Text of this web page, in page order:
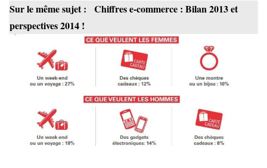
Sur le même sujet :
Chiffres e-commerce : Bilan 2013 et
perspectives 2014 !